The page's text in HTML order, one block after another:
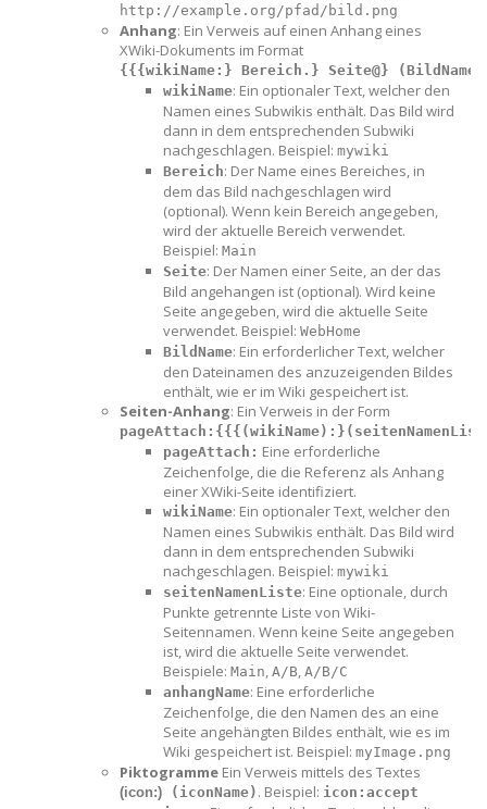
http://example.org/pfad/bild.png
Anhang: Ein Verweis auf einen Anhang eines
XWiki-Dokuments im Format
{{{wikiName:} Bereich.} Seite@} (BildName)
wikiName: Ein optionaler Text, welcher den
Namen eines Subwikis enthält. Das Bild wird
dann in dem entsprechenden Subwiki
nachgeschlagen. Beispiel: mywiki
Bereich: Der Name eines Bereiches, in
dem das Bild nachgeschlagen wird
(optional). Wenn kein Bereich angegeben,
wird der aktuelle Bereich verwendet.
Beispiel: Main
Seite: Der Namen einer Seite, an der das
Bild angehangen ist (optional). Wird keine
Seite angegeben, wird die aktuelle Seite
verwendet. Beispiel: WebHome
BildName: Ein erforderlicher Text, welcher
den Dateinamen des anzuzeigenden Bildes
enthält, wie er im Wiki gespeichert ist.
Seiten-Anhang: Ein Verweis in der Form
pageAttach: Eine erforderliche
Zeichenfolge, die die Referenz als Anhang
einer XWiki-Seite identifiziert.
wikiName: Ein optionaler Text, welcher den
Namen eines Subwikis enthält. Das Bild wird
dann in dem entsprechenden Subwiki
nachgeschlagen. Beispiel: mywiki
seitenNamenListe: Eine optionale, durch
Punkte getrennte Liste von Wiki-
Seitennamen. Wenn keine Seite angegeben
ist, wird die aktuelle Seite verwendet.
Beispiele: Main A/B A/B/C
anhangName: Eine erforderliche
Zeichenfolge, die den Namen des an eine
Seite angehängten Bildes enthält, wie es im
Wiki gespeichert ist. Beispiel: myImage.png
Piktogramme Ein Verweis mittels des Textes
(icon:) (iconName) . Beispiel: icon:accept